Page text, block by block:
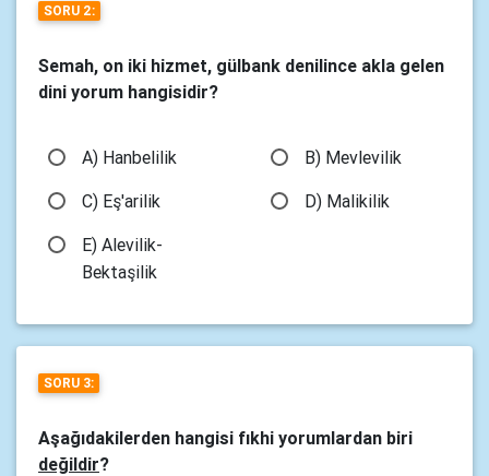
SORU 2:
Semah, on iki hizmet, gülbank denilince akla gelen
dini yorum hangisidir?
A) Hanbelilik
B) Mevlevilik
C) Eş'arilik
D) Malikilik
E) Alevilik-
Bektaşilik
SORU 3:
Aşağıdakilerden hangisi fıkhi yorumlardan biri
değildir?